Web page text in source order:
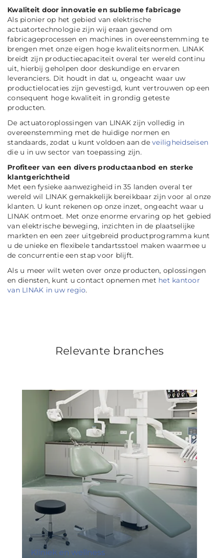
Kwaliteit door innovatie en sublieme fabricage
Als pionier op het gebied van elektrische
actuatortechnologie zijn wij eraan gewend om
fabricageprocessen en machines in overeenstemming te
brengen met onze eigen hoge kwaliteitsnormen. LINAK
breidt zijn productiecapaciteit overal ter wereld continu
uit, hierbij geholpen door deskundige en ervaren
leveranciers. Dit houdt in dat u, ongeacht waar uw
productielocaties zijn gevestigd, kunt vertrouwen op een
consequent hoge kwaliteit in grondig geteste
producten.
De actuatoroplossingen van LINAK zijn volledig in
overeenstemming met de huidige normen en
standaards, zodat u kunt voldoen aan de veiligheidseisen
die u in uw sector van toepassing zijn.
Profiteer van een divers productaanbod en sterke
klantgerichtheid
Met een fysieke aanwezigheid in 35 landen overal ter
wereld wil LINAK gemakkelijk bereikbaar zijn voor al onze
klanten. U kunt rekenen op onze inzet, ongeacht waar u
LINAK ontmoet. Met onze enorme ervaring op het gebied
van elektrische beweging, inzichten in de plaatselijke
markten en een zeer uitgebreid productprogramma kunt
u de unieke en flexibele tandartsstoel maken waarmee u
de concurrentie een stap voor blijft.
Als u meer wilt weten over onze producten, oplossingen
en diensten, kunt u contact opnemen met het kantoor
van LINAK in uw regio.
Relevante branches
Kliniek en wellness